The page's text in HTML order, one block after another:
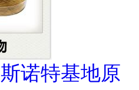
诺特基地原